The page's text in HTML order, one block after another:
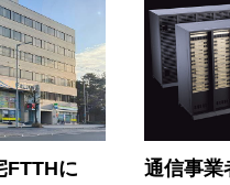
FTTHに
通信事